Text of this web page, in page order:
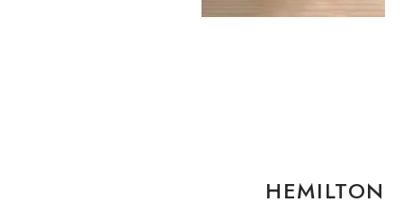
HEMILTON